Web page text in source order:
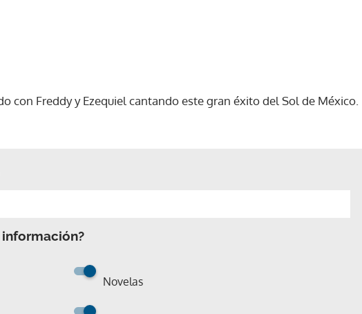
con Freddy y Ezequiel cantando este gran éxito del Sol de México.
Novelas